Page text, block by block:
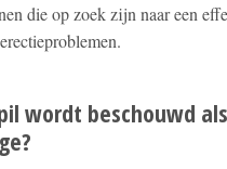
die op zoek zijn naar een
wordt beschouwd